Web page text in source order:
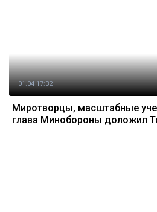
01.04 17:32
Миротворцы, масштабные
глава Минобороны доложил